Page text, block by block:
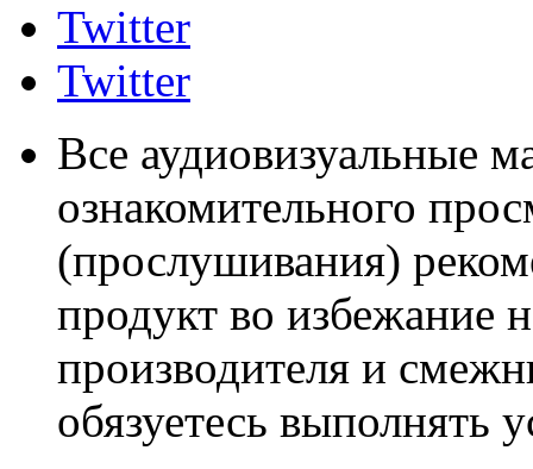
Twitter
Twitter
Все аудиовизуальные
ознакомительного
(прослушивания)
продукт во избежание
производителя и
обязуетесь выполнять